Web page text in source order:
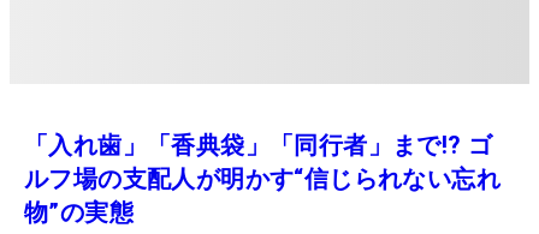
「入れ歯」「香典袋」「同行者」まで!? ゴ
ルフ場の支配人が明かす“信じられない忘れ
物”の実態